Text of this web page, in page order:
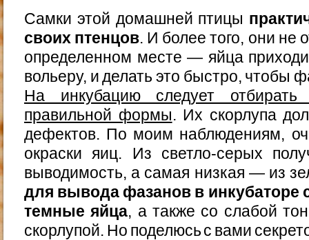
Самки этой домашней птицы
своих птенцов. И более того, они не
определенном месте — яйца
вольеру, и делать это быстро, чтобы
На инкубацию следует отбирать
правильной формы. Их скорлупа
дефектов. По моим наблюдениям,
окраски яиц. Из светло-серых
выводимость, а самая низкая — из
для вывода фазанов в
темные яйца, а также со слабой
скорлупой. Но поделюсь с вами